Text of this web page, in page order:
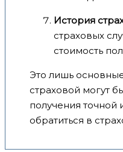
История
страховых
стоимость
Это лишь
страховой могут
получения
обратиться в